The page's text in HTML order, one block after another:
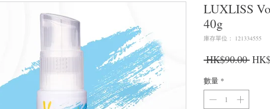
LUXLISS
40g
庫存單位： 121334555
HK$90.00 一
數量 *